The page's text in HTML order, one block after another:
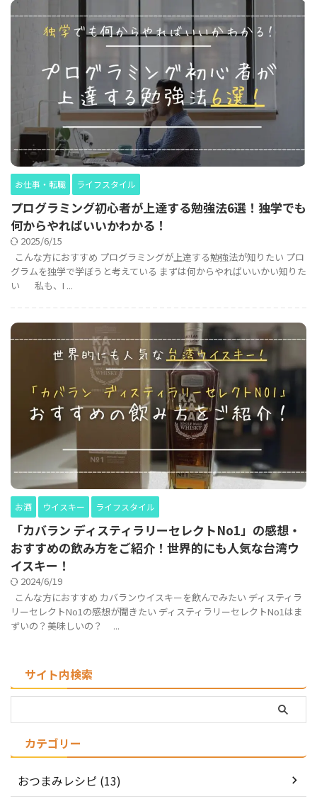
お仕事・転職 ライフスタイル
プログラミング初心者が上達する勉強法6選！独学でも
何からやればいいかわかる！
2025/6/15
こんな方におすすめ プログラミングが上達する勉強法が知りたい プロ
グラムを独学で学ぼうと考えている まずは何からやればいいかい知りた
い 私も、I ...
お酒 ウイスキー ライフスタイル
「カバラン ディスティラリーセレクトNo1」の感想・
おすすめの飲み方をご紹介！世界的にも人気な台湾ウ
イスキー！
2024/6/19
こんな方におすすめ カバランウイスキーを飲んでみたい ディスティラ
リーセレクトNo1の感想が聞きたい ディスティラリーセレクトNo1はま
ずいの？美味しいの？ ...
サイト内検索
カテゴリー
おつまみレシピ (13)